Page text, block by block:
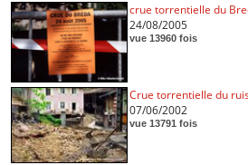
crue torrentielle du
24/08/2005
vue 13960 fois
Crue torrentielle du
07/06/2002
vue 13791 fois